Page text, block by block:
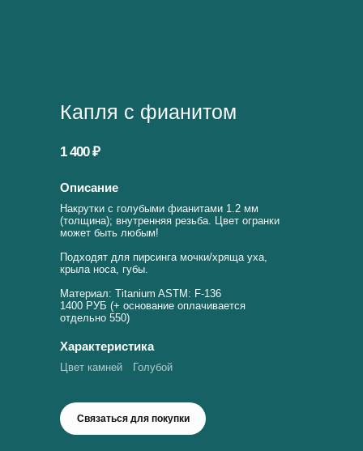
Связаться для покупки
Капля с фианитом
Описание
Характеристика
Накрутки с голубыми фианитами 1.2 мм
(толщина); внутренняя резьба. Цвет огранки
может быть любым!
Подходят для пирсинга мочки/хряща уха,
крыла носа, губы.
Материал: Titanium ASTM: F-136
1400 РУБ (+ основание оплачивается
отдельно 550)
Голубой
Цвет камней
1 400 ₽